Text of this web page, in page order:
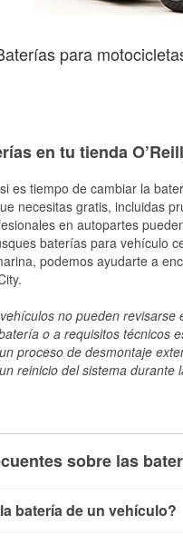
para
en tu tienda
es tiempo de cambiar la
necesitas gratis, incluidas
en autopartes
baterías para vehículo
podemos ayudarte a
no pueden
o a requisitos técnicos
proceso de desmontaje
reinicio del sistema
sobre las
batería de un vehículo?